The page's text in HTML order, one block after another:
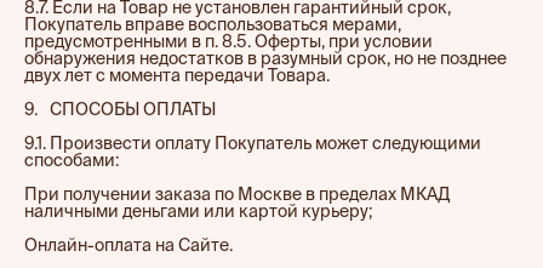
8.7. Если на Товар не установлен гарантийный срок,
Покупатель вправе воспользоваться мерами,
предусмотренными в п. 8.5. Оферты, при условии
обнаружения недостатков в разумный срок, но не позднее
двух лет с момента передачи Товара.
9.⠀СПОСОБЫ ОПЛАТЫ
9.1. Произвести оплату Покупатель может следующими
способами:
При получении заказа по Москве в пределах МКАД
наличными деньгами или картой курьеру;
Онлайн-оплата на Сайте.